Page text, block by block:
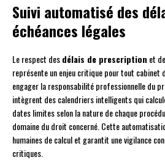
Suivi automatisé des
échéances légales
Le respect desdélais de prescription et
représente un enjeu critique pour tout cabinet
engager la responsabilité professionnelle du
intègrent des calendriers intelligents qui
dates limites selon la nature de chaque
domaine du droit concerné. Cette
humaines de calcul et garantit une vigilance
critiques.